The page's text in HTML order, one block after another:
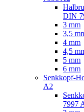
DIN
3 mm
3,5
4 mm
4,5
5 mm
6 mm
Senkkopf-
A2
7997